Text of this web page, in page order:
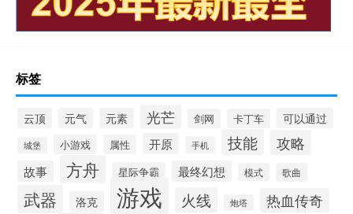
标签
云顶 元气 元素 光芒 剑网 卡丁车 可以通过
城堡 小游戏 属性 开原 手机 技能 攻略
故事 方舟 星际争霸 最终幻想 模式 歌曲
武器 洛克 游戏 火线 炮塔 热血传奇